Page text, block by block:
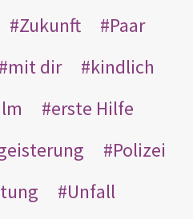
Zukunft
Paar
mit dir
kindlich
erste Hilfe
Polizei
Unfall